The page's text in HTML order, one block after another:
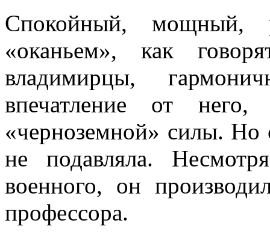
Спокойный, мощный,
«оканьем», как
владимирцы,
впечатление от
«черноземной» силы. Но
не подавляла.
военного, он
профессора.